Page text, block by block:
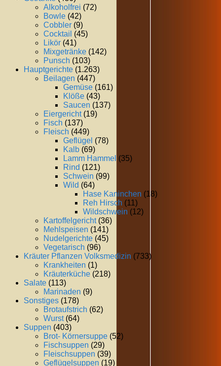
Alkoholfrei (72)
Bowle (42)
Cobbler (9)
Cocktail (45)
Likör (41)
Mixgetränke (142)
Punsch (103)
Hauptgerichte (1.263)
Beilagen (447)
Gemüse (161)
Klöße (43)
Saucen (137)
Eiergericht(19)
Fisch (137)
Fleisch (449)
Geflügel (78)
Kalb (69)
Lamm Hammel (35)
Rind (121)
Schwein (99)
Wild (64)
Hase Kaninchen (18)
Reh Hirsch (11)
Wildschwein (12)
Kartoffelgericht(36)
Mehlspeisen (141)
Nudelgerichte (45)
Vegetarisch (96)
Kräuter Pflanzen Volksmedizin (733)
Krankheiten (1)
Kräuterküche (218)
Salate (113)
Marinaden (9)
Sonstiges (178)
Brotaufstrich (62)
Wurst(64)
Suppen (403)
Brot- Körnersuppe (52)
Fischsuppen (29)
Fleischsuppen (39)
Geflügelsuppen (19)